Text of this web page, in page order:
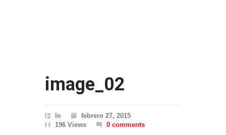
image_02
In
febrero 27, 2015
196 Views
0 comments